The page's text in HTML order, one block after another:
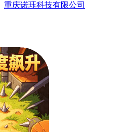
重庆诺珏科技有限公司